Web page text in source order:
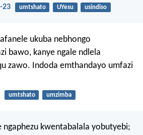
23 umtshato UYesu usindiso
ukuba nebhongo
bawo, kanye ngale ndlela
zawo. Indoda emthandayo umfazi
umtshato umzimba
ngaphezu kwentabalala yobutyebi;